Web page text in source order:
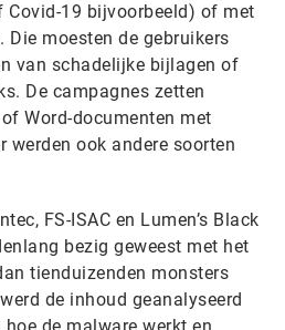
Covid-19 bijvoorbeeld) of met
moesten de gebruikers
van schadelijke bijlagen of
De campagnes zetten
Word-documenten met
werden ook andere soorten
FS-ISAC en Lumen’s Black
bezig geweest met het
tienduizenden monsters
de inhoud geanalyseerd